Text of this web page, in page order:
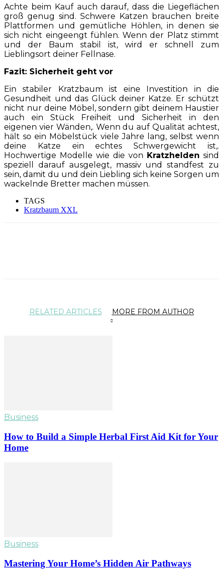
Achte beim Kauf auch darauf, dass die Liegeflächen
groß genug sind. Schwere Katzen brauchen breite
Plattformen und gemütliche Höhlen, in denen sie
sich nicht eingeengt fühlen. Wenn der Platz stimmt
und der Baum stabil ist, wird er schnell zum
Lieblingsort deiner Fellnase.
Fazit: Sicherheit geht vor
Ein stabiler Kratzbaum ist eine Investition in die
Gesundheit und das Glück deiner Katze. Er schützt
nicht nur deine Möbel, sondern gibt deinem Haustier
auch ein Stück Freiheit und Sicherheit in den
eigenen vier Wänden,. Wenn du auf Qualität achtest,
hält so ein Möbelstück viele Jahre lang, selbst wenn
deine Katze ein echtes Schwergewicht ist,.
Hochwertige Modelle wie die von Kratzhelden sind
speziell darauf ausgelegt, massiv und standfest zu
sein, damit du und dein Liebling sich keine Sorgen um
wackelnde Bretter machen müssen.
TAGS
Kratzbaum XXL
RELATED ARTICLES MORE FROM AUTHOR
Business
How to Build a Simple Herbal First Aid Kit for Your
Home
Business
Mastering Your Home’s Hidden Air Pathways